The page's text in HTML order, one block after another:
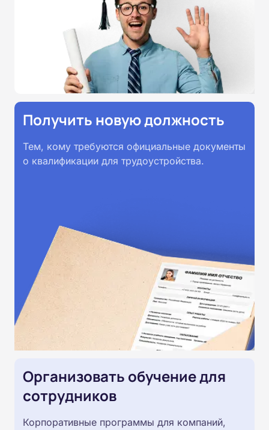
Получить новую должность
Тем, кому требуются официальные документы
о квалификации для трудоустройства.
Организовать обучение для
сотрудников
Корпоративные программы для компаний,